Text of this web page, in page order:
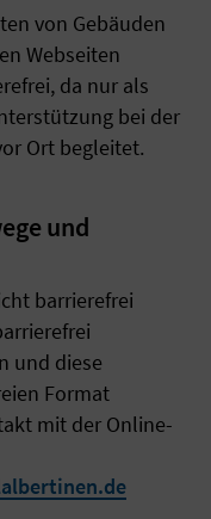
von Gebäuden
Webseiten
da nur als
bei der
Ort begleitet.
und
barrierefrei
und diese
Format
mit der Online-